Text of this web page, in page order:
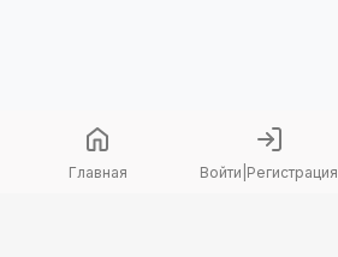
Главная Войти Регистрация